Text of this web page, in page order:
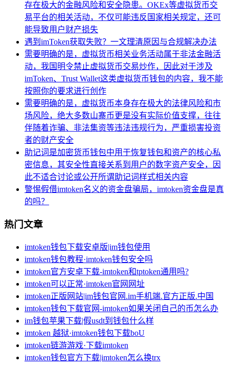
存在极大的金融风险和安全隐患。OKEx等虚拟货币交
易平台的相关活动，不仅可能违反国家相关规定，还可
能导致用户财产损失
遇到imToken获取失败？一文理清原因与合规解决办法
需要明确的是，虚拟货币相关业务活动属于非法金融活
动，我国明令禁止虚拟货币交易炒作，因此对于涉及
imToken、Trust Wallet这类虚拟货币钱包的内容，我不能
按照你的要求进行创作
需要明确的是，虚拟货币本身存在极大的法律风险和市
场风险，绝大多数山寨币更是没有实际价值支撑，往往
伴随着诈骗、非法集资等违法违规行为，严重损害投资
者的财产安全
助记词是加密货币钱包中用于恢复钱包和资产的核心私
密信息，其安全性直接关系到用户的数字资产安全，因
此不适合讨论或公开所谓助记词样式相关内容
警惕假借imtoken名义的资金盘骗局，imtoken资金盘是真
的吗？
热门文章
imtoken钱包下载安卓版|im钱包使用
imtoken钱包教程·imtoken钱包安全吗
imtoken官方安卓下载-imtoken和tptoken通用吗?
imtoken可以正常·imtoken官网网址
imtoken正版网站|im钱包官网.im手机端.官方正版.中国
imtoken钱包下载官网-imtoken如果关闭自己的币怎么办
im钱包苹果下载|假usdt到钱包什么样
imtoken 越狱·imtoken钱包下载boU
imtoken链游游戏·下载imtoken
imtoken钱包官方下载|imtoken怎么换trx